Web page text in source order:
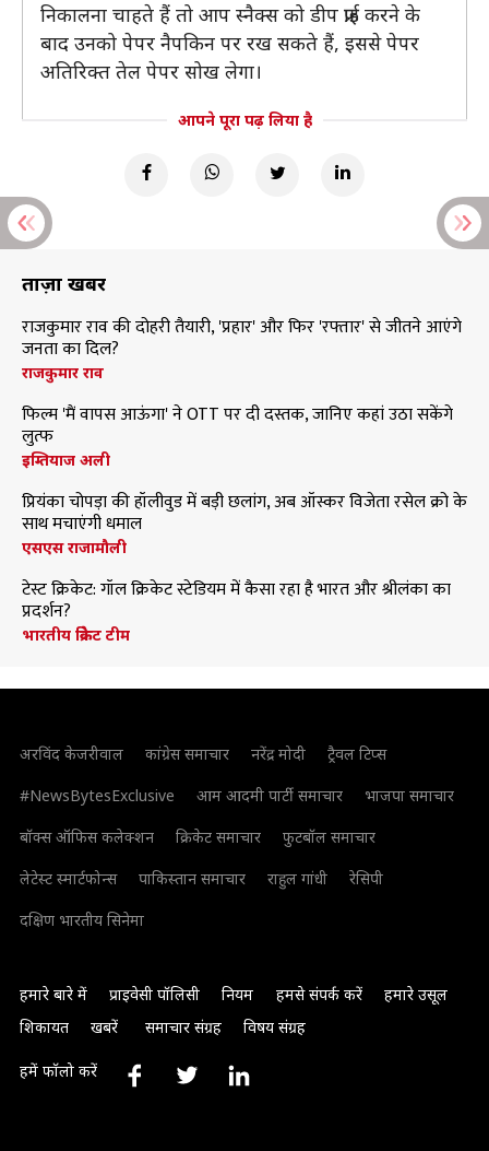
निकालना चाहते हैं तो आप स्नैक्स को डीप फ्राई करने के
बाद उनको पेपर नैपकिन पर रख सकते हैं, इससे पेपर
अतिरिक्त तेल पेपर सोख लेगा।
आपने पूरा पढ़ लिया है
ताज़ा खबरें
राजकुमार राव की दोहरी तैयारी, 'प्रहार' और फिर 'रफ्तार' से जीतने आएंगे
जनता का दिल?
राजकुमार राव
फिल्म 'मैं वापस आऊंगा' ने OTT पर दी दस्तक, जानिए कहां उठा सकेंगे
लुत्फ
इम्तियाज अली
प्रियंका चोपड़ा की हॉलीवुड में बड़ी छलांग, अब ऑस्कर विजेता रसेल क्रो के
साथ मचाएंगी धमाल
एसएस राजामौली
टेस्ट क्रिकेट: गॉल क्रिकेट स्टेडियम में कैसा रहा है भारत और श्रीलंका का
प्रदर्शन?
भारतीय क्रिकेट टीम
अरविंद केजरीवाल कांग्रेस समाचार नरेंद्र मोदी
ट्रैवल टिप्स
#NewsBytesExclusive
आम आदमी पार्टी समाचार
भाजपा समाचार
बॉक्स ऑफिस कलेक्शन
क्रिकेट समाचार
फुटबॉल समाचार
लेटेस्ट स्मार्टफोन्स
पाकिस्तान समाचार राहुल गांधी
रेसिपी
दक्षिण भारतीय सिनेमा
हमारे बारे में प्राइवेसी पॉलिसी नियम हमसे संपर्क करें
हमारे उसूल
शिकायत
खबरें समाचार संग्रह विषय संग्रह
हमें फॉलो करें